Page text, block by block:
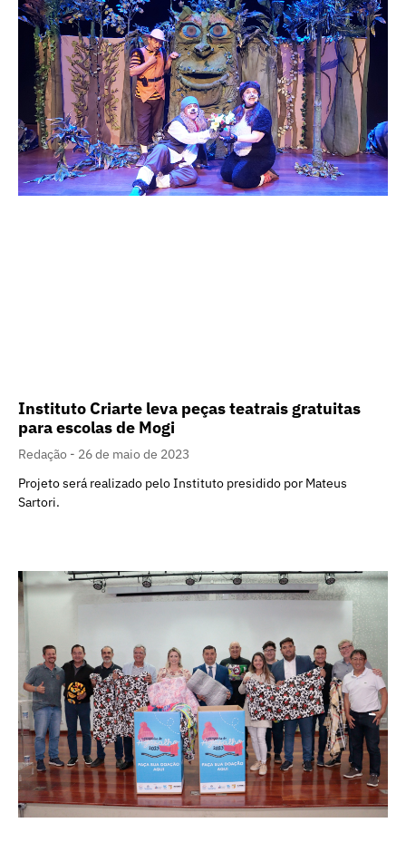
Instituto Criarte leva peças teatrais gratuitas
para escolas de Mogi
Redação
26 de maio de 2023
Projeto será realizado pelo Instituto presidido por Mateus
Sartori.